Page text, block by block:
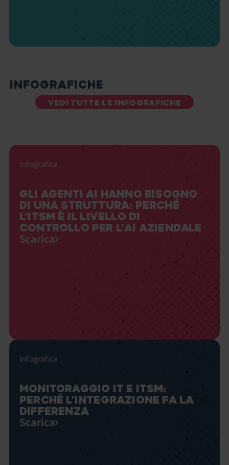
INFOGRAFICHE
VEDI TUTTE LE INFOGRAFICHE
Infografica
GLI AGENTI AI HANNO BISOGNO
DI UNA STRUTTURA: PERCHÉ
L’ITSM È IL LIVELLO DI
CONTROLLO PER L’AI AZIENDALE
Scarica
Infografica
MONITORAGGIO IT E ITSM:
PERCHÉ L’INTEGRAZIONE FA LA
DIFFERENZA
Scarica